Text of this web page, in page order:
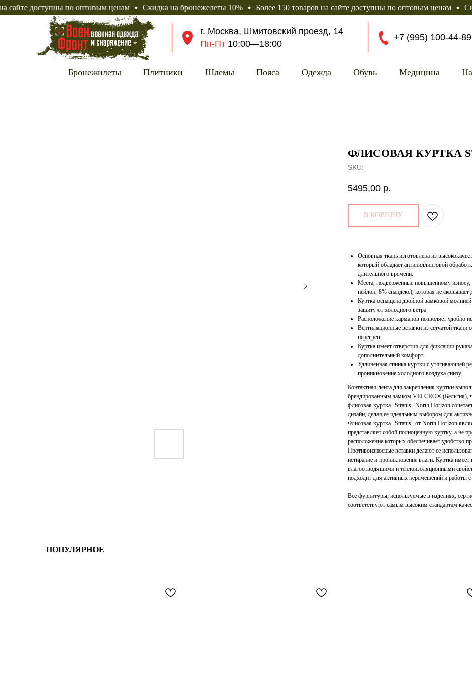
по оптовым ценам Скидка на бронежелеты 10% Более 150 товаров на сайте доступны по оптовым ценам Скидка на
г. Москва, Шмитовский проезд, 14
Пн-Пт 10:00—18:00
+7 (995) 100-44-89
Бронежилеты Плитники Шлемы Пояса Одежда Обувь Медицина
ФЛИСОВАЯ КУРТКА
SKU:
5495,00 р.
В КОРЗИНУ
Основная ткань изготовлена из
который обладает антипиллинговой
длительного времени.
Места, подверженные повышенному
нейлон, 8% спандекс), которая не
Куртка оснащена двойной замковой
защиту от холодного ветра.
Расположение карманов позволяет удобно
Вентиляционные вставки из сетчатой
перегрев.
Куртка имеет отверстия для фиксации
дополнительный комфорт.
Удлиненная спинка куртки с утягивающей
проникновение холодного воздуха снизу.
Контактная лента для закрепления куртки
брендированным замком VELCRO® (Бельгия),
флисовая куртка "Stratus" North Horizon
дизайн, делая ее идеальным выбором для
Флисовая куртка "Stratus" от North Horizon
представляет собой полноценную куртку, а не
расположение которых обеспечивает удобство
Противоизносные вставки делают ее
истирание и проникновение влаги. Куртка
влагоотводящими и теплоизоляционными
подходит для активных перемещений и работы
Все фурнитуры, используемые в изделиях,
соответствуют самым высоким стандартам
ПОПУЛЯРНОЕ